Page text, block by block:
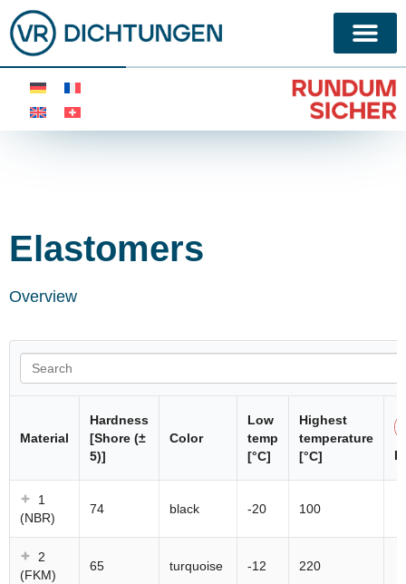
Elastomers
Overview
Search
Material
Hardness
[Shore (±
5)]
Color
Low
temp
[°C]
Highest
temperature
[°C]
1
(NBR)
74 black -20 100
2
(FKM)
65 turquoise -12 220